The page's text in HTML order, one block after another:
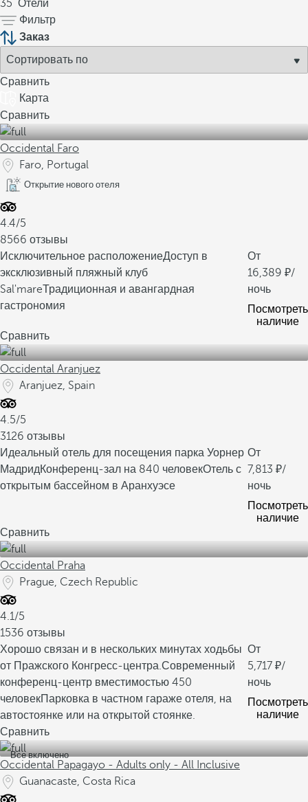
35 Отели
Фильтр
Заказ
Сравнить
Карта
Сравнить
Occidental Faro
Faro, Portugal
Открытие нового отеля
4.4/5
8566 отзывы
Исключительное расположениеДоступ в
эксклюзивный пляжный клуб
Sal'mareТрадиционная и авангардная
гастрономия
От
16,389
/
ночь
Посмотреть
наличие
Сравнить
Occidental Aranjuez
Aranjuez, Spain
4.5/5
3126 отзывы
Идеальный отель для посещения парка Уорнер
МадридКонференц-зал на 840 человекОтель с
открытым бассейном в Аранхуэсе
От
7,813
/
ночь
Посмотреть
наличие
Сравнить
Occidental Praha
Prague, Czech Republic
4.1/5
1536 отзывы
Хорошо связан и в нескольких минутах ходьбы
от Пражского Конгресс-центра.Современный
конференц-центр вместимостью 450
человекПарковка в частном гараже отеля, на
автостоянке или на открытой стоянке.
От
5,717
/
ночь
Посмотреть
наличие
Сравнить
Все включено
Occidental Papagayo - Adults only - All Inclusive
Guanacaste, Costa Rica